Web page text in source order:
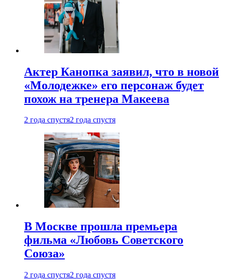
Актер Канопка заявил, что в новой
«Молодежке» его персонаж будет
похож на тренера Макеева
2 года спустя2 года спустя
В Москве прошла премьера
фильма «Любовь Советского
Союза»
2 года спустя2 года спустя